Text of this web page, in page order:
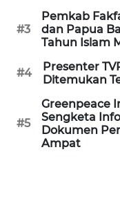
#3
Pemkab
dan Papua
Tahun Islam
#4
Presenter
Ditemukan
#5
Greenpeace
Sengketa
Dokumen
Ampat
WN
SOLO
WN
WN
MADURA